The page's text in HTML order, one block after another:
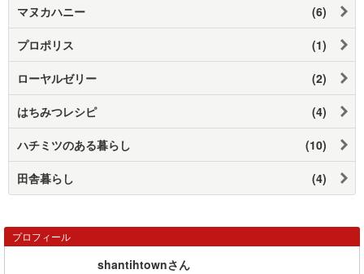
マヌカハニー (6)
プロポリス (1)
ローヤルゼリー (2)
はちみつレシピ (4)
ハチミツのある暮らし (10)
田舎暮らし (4)
プロフィール
shantihtownさん